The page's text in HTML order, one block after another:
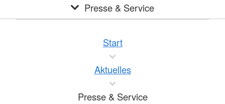
Presse & Service
Start
Aktuelles
Presse & Service